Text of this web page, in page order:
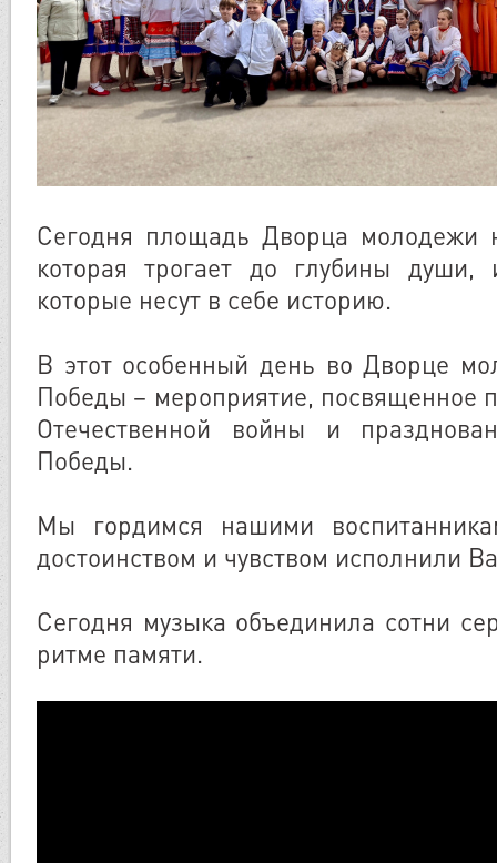
Сегодня площадь Дворца молодежи
которая трогает до глубины
которые несут в себе историю.
В этот особенный день во Дворце
Победы – мероприятие, посвященное
Отечественной войны и
Победы.
Мы гордимся нашими
достоинством и чувством исполнили
Сегодня музыка объединила сотни
ритме памяти.